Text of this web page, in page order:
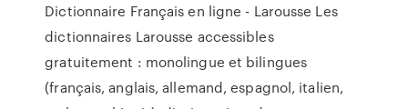
Dictionnaire Français en ligne - Larousse Les
dictionnaires Larousse accessibles
gratuitement : monolingue et bilingues
(français, anglais, allemand, espagnol, italien,